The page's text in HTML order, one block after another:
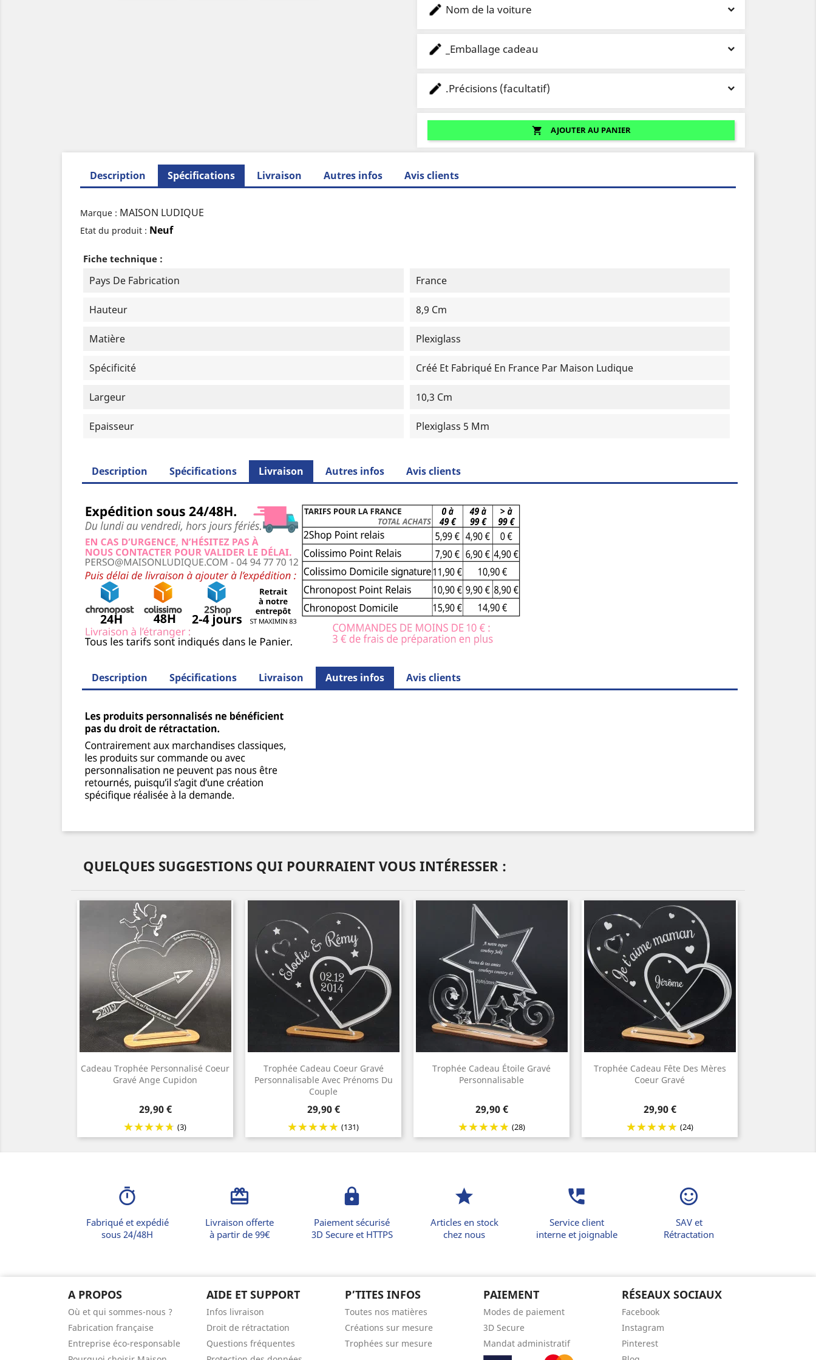
Nom de la voiture
_Emballage cadeau
.Précisions (facultatif)
shopping_cart AJOUTER AU PANIER
Description Spécifications Livraison Autres infos Avis clients
Marque : MAISON LUDIQUE
Etat du produit : Neuf
Fiche technique :
Pays De Fabrication France
Hauteur 8,9 Cm
Matière Plexiglass
Spécificité Créé Et Fabriqué En France Par Maison Ludique
Largeur 10,3 Cm
Epaisseur Plexiglass 5 Mm
Description Spécifications Livraison Autres infos Avis clients
Description Spécifications Livraison Autres infos Avis clients
QUELQUES SUGGESTIONS QUI POURRAIENT VOUS INTÉRESSER :
Cadeau Trophée Personnalisé Coeur
Gravé Ange Cupidon
Prix
29,90 €
(3)
Trophée Cadeau Coeur Gravé
Personnalisable Avec Prénoms Du
Couple
Prix
29,90 €
(131)
Trophée Cadeau Étoile Gravé
Personnalisable
Prix
29,90 €
(28)
Trophée Cadeau Fête Des Mères
Coeur Gravé
Prix
29,90 €
(24)
timer
Fabriqué et expédié
sous 24/48H
card_giftcard
Livraison offerte
à partir de 99€
lock
Paiement sécurisé
3D Secure et HTTPS
star
Articles en stock
chez nous
perm_phone_msg
Service client
interne et joignable
sentiment_satisfied_alt
SAV et
Rétractation
A PROPOS
Où et qui sommes-nous ?
Fabrication française
Entreprise éco-responsable
AIDE ET SUPPORT
Infos livraison
Droit de rétractation
Questions fréquentes
P’TITES INFOS
Toutes nos matières
Créations sur mesure
Trophées sur mesure
PAIEMENT
Modes de paiement
3D Secure
Mandat administratif
RÉSEAUX SOCIAUX
Facebook
Instagram
Pinterest